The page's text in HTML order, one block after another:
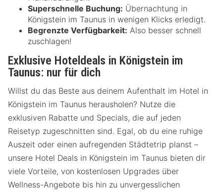
Superschnelle Buchung: Übernachtung in
Königstein im Taunus in wenigen Klicks erledigt.
Begrenzte Verfügbarkeit: Also besser schnell
zuschlagen!
Exklusive Hoteldeals in Königstein im
Taunus: nur für dich
Willst du das Beste aus deinem Aufenthalt im Hotel in
Königstein im Taunus herausholen? Nutze die
exklusiven Rabatte und Specials, die auf jeden
Reisetyp zugeschnitten sind. Egal, ob du eine ruhige
Auszeit oder einen aufregenden Städtetrip planst –
unsere Hotel Deals in Königstein im Taunus bieten dir
viele Vorteile, von kostenlosen Upgrades über
Wellness-Angebote bis hin zu unvergesslichen